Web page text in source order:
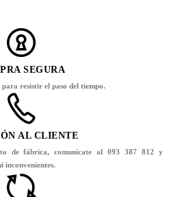
SEGURA
para resistir el paso del tiempo.
AL CLIENTE
de fábrica, comunicate al 093 387 812 y
inconvenientes.